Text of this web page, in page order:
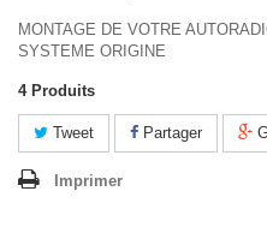
MONTAGE DE VOTRE
SYSTEME ORIGINE
4 Produits
Tweet Partager
Imprimer